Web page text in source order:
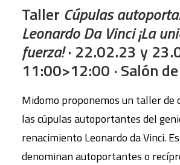
Taller Cúpulas
Leonardo Da Vinci ¡La
fuerza!· 22.02.23 y
11:00>12:00 · Salón
Midomo proponemos un taller de
las cúpulas autoportantes del
renacimiento Leonardo da Vinci.
denominan autoportantes o